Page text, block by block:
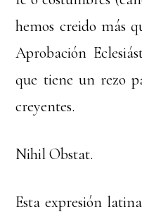
hemos creido más
Aprobación
que tiene un rezo
creyentes.
Nihil Obstat.
Esta expresión